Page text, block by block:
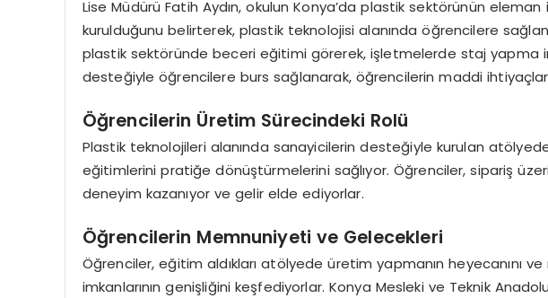
Lise Müdürü Fatih Aydın, okulun Konya’da plastik sektörünün eleman
kurulduğunu belirterek, plastik teknolojisi alanında öğrencilere
plastik sektöründe beceri eğitimi görerek, işletmelerde staj yapma
desteğiyle öğrencilere burs sağlanarak, öğrencilerin maddi ihtiyaçları
Öğrencilerin Üretim Sürecindeki Rolü
Plastik teknolojileri alanında sanayicilerin desteğiyle kurulan
eğitimlerini pratiğe dönüştürmelerini sağlıyor. Öğrenciler, sipariş
deneyim kazanıyor ve gelir elde ediyorlar.
Öğrencilerin Memnuniyeti ve Gelecekleri
Öğrenciler, eğitim aldıkları atölyede üretim yapmanın heyecanını
imkanlarının genişliğini keşfediyorlar. Konya Mesleki ve Teknik